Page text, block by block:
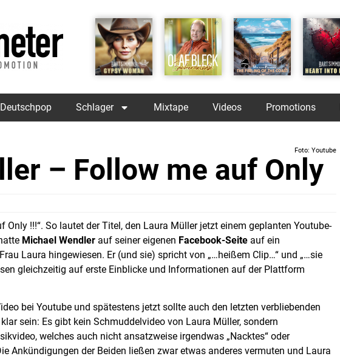
Deutschpop Schlager Mixtape Videos Promotions
Foto: Youtube
– Follow me auf Only
Only !!!“. So lautet der Titel, den Laura Müller jetzt einem geplanten Youtube-
Michael Wendler auf seiner eigenen Facebook-Seite auf ein
Laura hingewiesen. Er (und sie) spricht von „…heißem Clip…“ und „…sie
gleichzeitig auf erste Einblicke und Informationen auf der Plattform
bei Youtube und spätestens jetzt sollte auch den letzten verbliebenden
sein: Es gibt kein Schmuddelvideo von Laura Müller, sondern
welches auch nicht ansatzweise irgendwas „Nacktes“ oder
Ankündigungen der Beiden ließen zwar etwas anderes vermuten und Laura